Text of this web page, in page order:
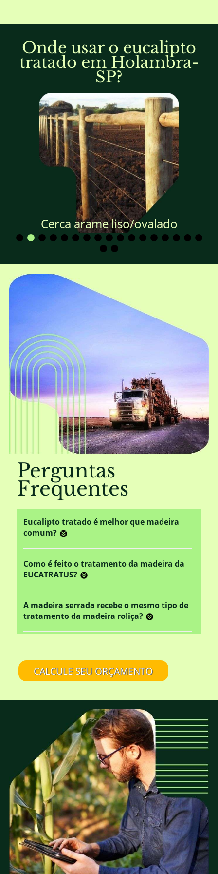
Onde usar o eucalipto
tratado em Holambra-
SP?
Cerca arame liso/ovalado
Perguntas
Frequentes
Eucalipto tratado é melhor que madeira
comum?
Como é feito o tratamento da madeira da
EUCATRATUS?
A madeira serrada recebe o mesmo tipo de
tratamento da madeira roliça?
madeira de eucalipto sem tratamento?
Eucalipto Tratado em Autoclave é tudo
É confiável comprar na EUCATRATUS?
A EUCATRATUS fornece madeira para quais
tipos de projetos?
A EUCATRATUS trabalha com peças roliças
de quais medidas?
CALCULE SEU ORÇAMENTO